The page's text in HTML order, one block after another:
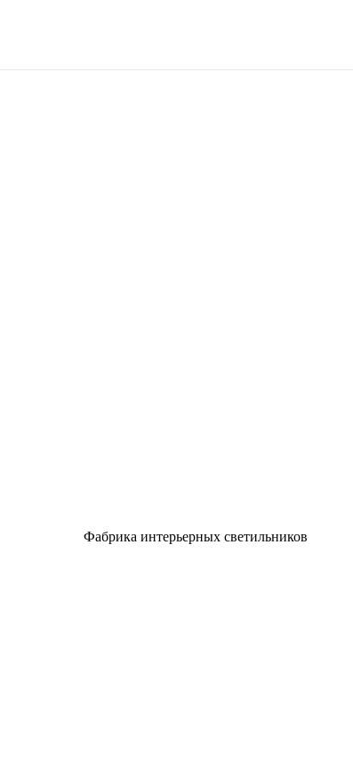
Фабрика интерьерных светильников